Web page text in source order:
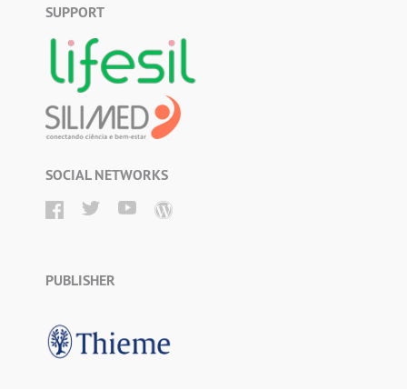
SUPPORT
SOCIAL NETWORKS
PUBLISHER